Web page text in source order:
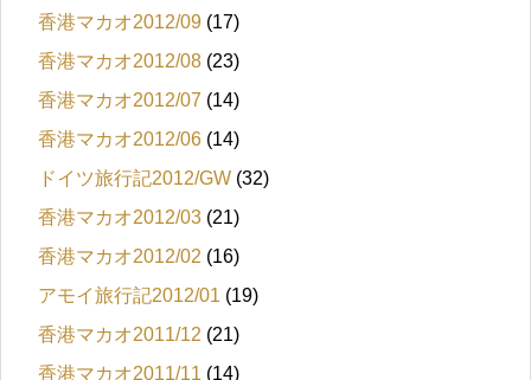
香港マカオ2012/09 (17)
香港マカオ2012/08 (23)
香港マカオ2012/07 (14)
香港マカオ2012/06 (14)
ドイツ旅行記2012/GW (32)
香港マカオ2012/03 (21)
香港マカオ2012/02 (16)
アモイ旅行記2012/01 (19)
香港マカオ2011/12 (21)
香港マカオ2011/11 (14)